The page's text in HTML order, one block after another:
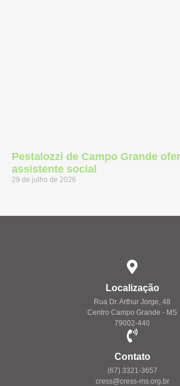
Pestalozzi de Campo Grande
assistente social
29 de julho de 2026
Localização
Rua Dr. Arthur Jorge, 48
Centro Campo Grande - MS
79002-440
Contato
(67) 3321-3657
cress@cress-ms.org.br